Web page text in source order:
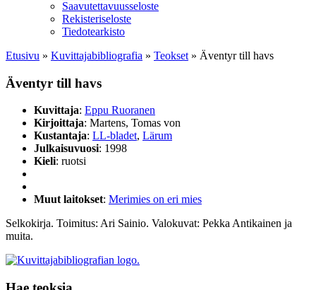
Saavutettavuusseloste
Rekisteriseloste
Tiedotearkisto
Etusivu » Kuvittaja­bibliografia » Teokset » Äventyr till havs
Äventyr till havs
Kuvittaja: Eppu Ruoranen
Kirjoittaja: Martens, Tomas von
Kustantaja: LL-bladet, Lärum
Julkaisuvuosi: 1998
Kieli: ruotsi
Muut laitokset: Merimies on eri mies
Selkokirja. Toimitus: Ari Sainio. Valokuvat: Pekka Antikainen ja
muita.